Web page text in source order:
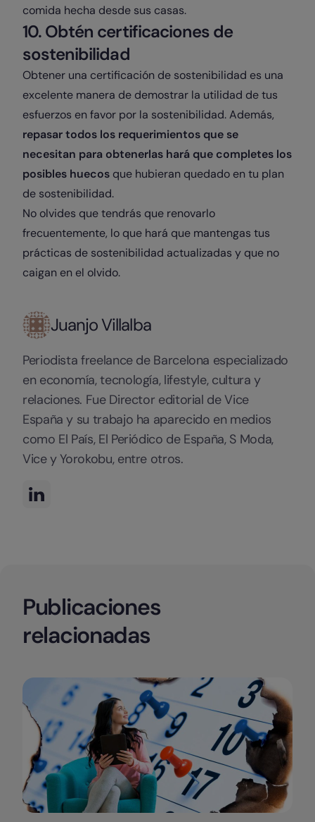
comida hecha desde sus casas.
10. Obtén certificaciones de
sostenibilidad
Obtener una certificación de sostenibilidad es una
excelente manera de demostrar la utilidad de tus
esfuerzos en favor por la sostenibilidad. Además,
repasar todos los requerimientos que se
necesitan para obtenerlas hará que completes los
posibles huecos que hubieran quedado en tu plan
de sostenibilidad.
No olvides que tendrás que renovarlo
frecuentemente, lo que hará que mantengas tus
prácticas de sostenibilidad actualizadas y que no
caigan en el olvido.
Juanjo Villalba
Periodista freelance de Barcelona especializado
en economía, tecnología, lifestyle, cultura y
relaciones. Fue Director editorial de Vice
España y su trabajo ha aparecido en medios
como El País, El Periódico de España, S Moda,
Vice y Yorokobu, entre otros.
Publicaciones
relacionadas